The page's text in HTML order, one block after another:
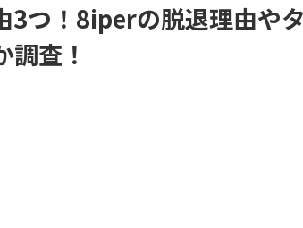
3つ！8iperの脱退理由やタ
査！